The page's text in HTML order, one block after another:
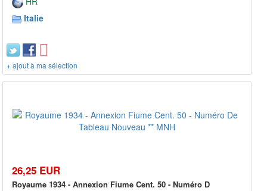
Italie
+ ajout à ma sélection
26,25 EUR
Royaume 1934 - Annexion Fiume Cent. 50 - Numéro D